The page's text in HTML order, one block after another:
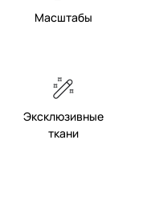
Масштабы
Эксклюзивные
ткани